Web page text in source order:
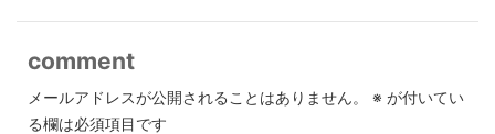
comment
メールアドレスが公開されることはありません。 ※ が付いてい
る欄は必須項目です